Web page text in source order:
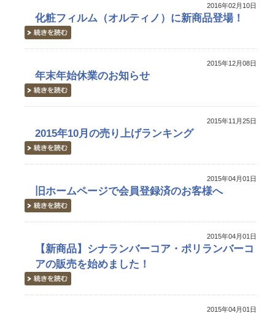
2016年02月10日
化粧フィルム（オルティノ）に新商品登場！
2015年12月08日
年末年始休業のお知らせ
2015年11月25日
2015年10月の売り上げランキング
2015年04月01日
旧ホームページで会員登録済のお客様へ
2015年04月01日
【新商品】シナランバーコア・ポリランバーコ
アの販売を始めました！
2015年04月01日